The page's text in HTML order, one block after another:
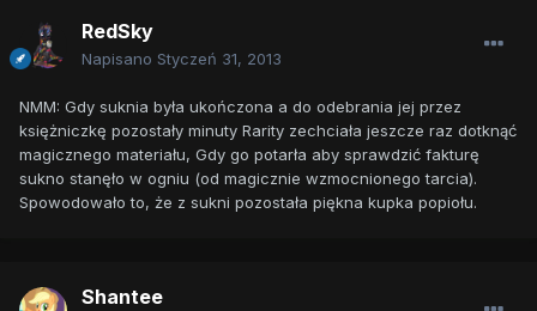
RedSky
Napisano Styczeń 31, 2013
NMM: Gdy suknia była ukończona a do odebrania jej przez
księżniczkę pozostały minuty Rarity zechciała jeszcze raz dotknąć
magicznego materiału, Gdy go potarła aby sprawdzić fakturę
sukno stanęło w ogniu (od magicznie wzmocnionego tarcia).
Spowodowało to, że z sukni pozostała piękna kupka popiołu.
Shantee